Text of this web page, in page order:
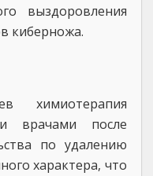
выздоровления
киберножа.
химиотерапия
врачами после
по удалению
характера, что